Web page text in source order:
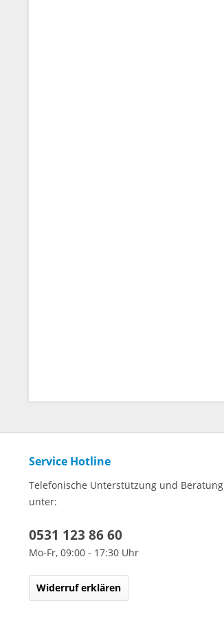
Service Hotline
Telefonische Unterstützung und Beratung
unter:
0531 123 86 60
Mo-Fr, 09:00 - 17:30 Uhr
Widerruf erklären